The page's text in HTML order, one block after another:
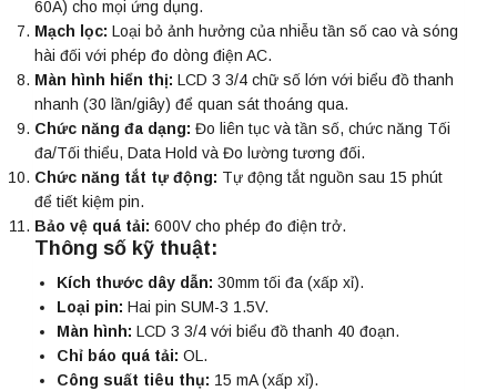
60A) cho mọi ứng dụng.
Mạch lọc: Loại bỏ ảnh hưởng của nhiễu tần số cao và sóng
hài đối với phép đo dòng điện AC.
Màn hình hiển thị: LCD 3 3/4 chữ số lớn với biểu đồ thanh
nhanh (30 lần/giây) để quan sát thoáng qua.
Chức năng đa dạng: Đo liên tục và tần số, chức năng Tối
đa/Tối thiểu, Data Hold và Đo lường tương đối.
Chức năng tắt tự động: Tự động tắt nguồn sau 15 phút
để tiết kiệm pin.
Bảo vệ quá tải: 600V cho phép đo điện trở.
Thông số kỹ thuật:
Kích thước dây dẫn: 30mm tối đa (xấp xỉ).
Loại pin: Hai pin SUM-3 1.5V.
Màn hình: LCD 3 3/4 với biểu đồ thanh 40 đoạn.
Chỉ báo quá tải: OL.
Công suất tiêu thụ: 15 mA (xấp xỉ).